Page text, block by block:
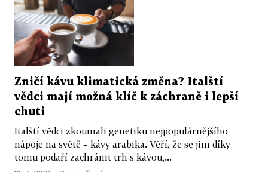
Zničí kávu klimatická změna? Italští
vědci mají možná klíč k záchraně i lepší
chuti
Italští vědci zkoumali genetiku nejpopulárnějšího
nápoje na světě – kávy arabika. Věří, že se jim díky
tomu podaří zachránit trh s kávou,...